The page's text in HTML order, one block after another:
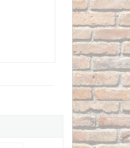
Eléctrico Monofásico AVR